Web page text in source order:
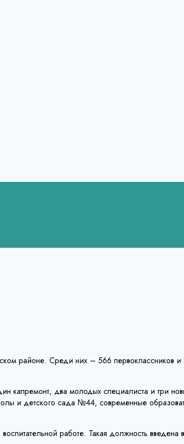
районе. Среди них – 566 первоклассников
капремонт, два молодых специалиста и три
и детского сада №44, современные
работе. Такая должность